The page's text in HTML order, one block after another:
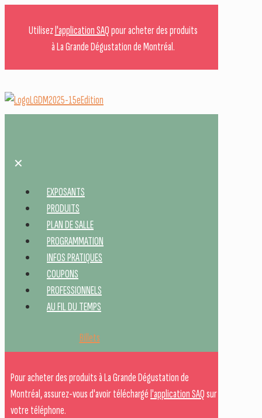
Utilisezl'application SAQpour acheter des produits
à La Grande Dégustation de Montréal.
✕
EXPOSANTS
PRODUITS
PLAN DE SALLE
PROGRAMMATION
INFOS PRATIQUES
COUPONS
PROFESSIONNELS
AU FIL DU TEMPS
Billets
Pour acheter des produits à La Grande Dégustation de
Montréal, assurez-vous d'avoir téléchargél'application SAQsur
votre téléphone.